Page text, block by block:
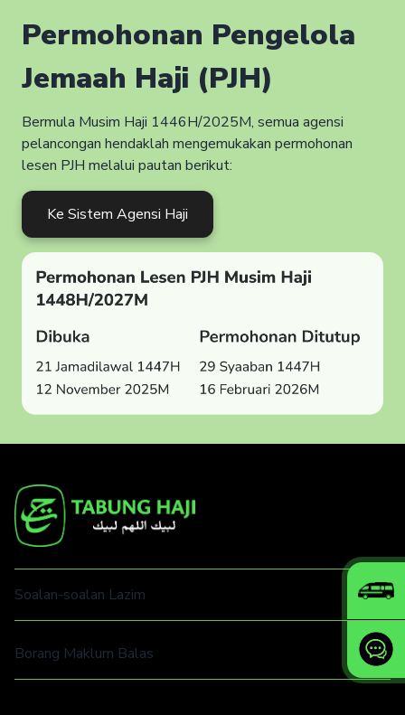
Permohonan Pengelola
Jemaah Haji (PJH)
Bermula Musim Haji 1446H/2025M, semua agensi
pelancongan hendaklah mengemukakan permohonan
lesen PJH melalui pautan berikut:
Ke Sistem Agensi Haji
Soalan-soalan Lazim
Borang Maklum Balas